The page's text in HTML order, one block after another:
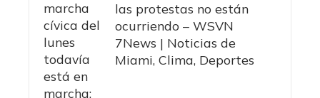
las protestas no están
ocurriendo – WSVN
7News | Noticias de
Miami, Clima, Deportes